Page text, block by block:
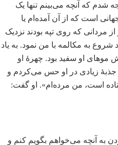
شدم که آنچه می‌بینم تنها یک
است که از آن آمده‌ام یا
که قرار است به آن بروم؟ قبل از اینکه جواب سؤالم را بگیرم 3-4 نفر از مردانی که روی تپه بودند نزدیک
شروع به مکالمه با من نمود. به یاد
او سفید بود. چهرۀ او
جذبۀ زیادی در او حس می‌کردم و
است، من مرده‌ام». او گفت:
به آنچه می‌خواهم بگویم کنم و